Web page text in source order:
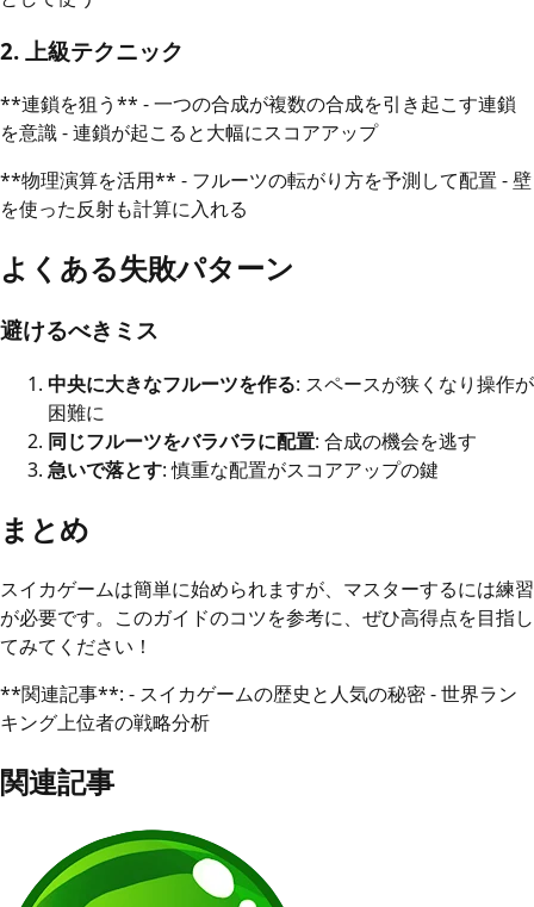
2. 上級テクニック
**連鎖を狙う** - 一つの合成が複数の合成を引き起こす連鎖
を意識 - 連鎖が起こると大幅にスコアアップ
**物理演算を活用** - フルーツの転がり方を予測して配置 - 壁
を使った反射も計算に入れる
よくある失敗パターン
避けるべきミス
中央に大きなフルーツを作る: スペースが狭くなり操作が
困難に
同じフルーツをバラバラに配置: 合成の機会を逃す
急いで落とす: 慎重な配置がスコアアップの鍵
まとめ
スイカゲームは簡単に始められますが、マスターするには練習
が必要です。このガイドのコツを参考に、ぜひ高得点を目指し
てみてください！
**関連記事**: - スイカゲームの歴史と人気の秘密 - 世界ラン
キング上位者の戦略分析
関連記事